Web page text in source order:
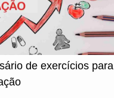
de exercícios para